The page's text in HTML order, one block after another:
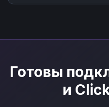
процессам через Nodul
Готовы
и